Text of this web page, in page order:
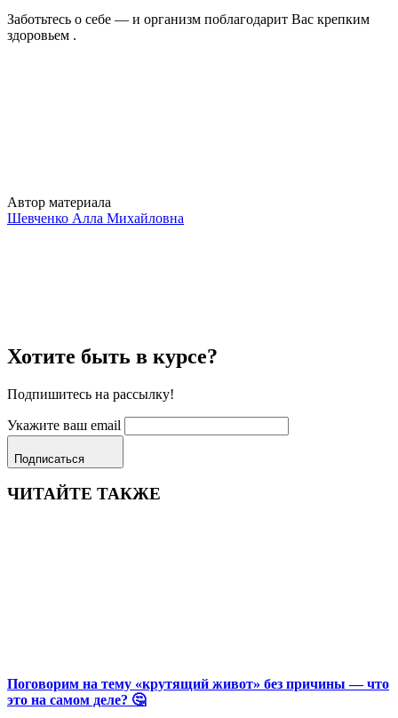
Заботьтесь о себе — и организм поблагодарит Вас крепким
здоровьем .
Автор материала
Шевченко Алла Михайловна
Хотите быть в курсе?
Подпишитесь на рассылку!
Укажите ваш email
Подписаться
ЧИТАЙТЕ ТАКЖЕ
Поговорим на тему «крутящий живот» без причины — что
это на самом деле? 🤔